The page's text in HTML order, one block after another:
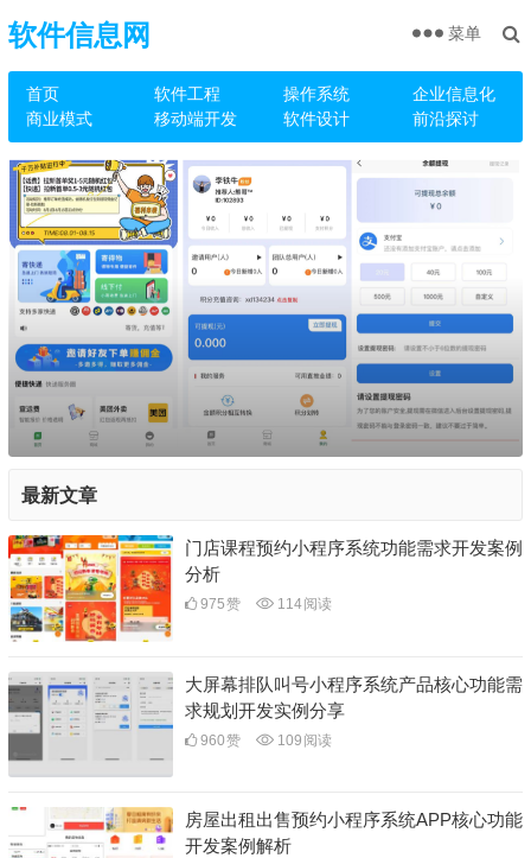
软件信息网
首页 软件工程 操作系统
企业信息化
商业模式
移动端开发 软件设计 前沿探讨
菜单
最新文章
门店课程预约小程序系统功能需求开发案例
分析
975赞 114阅读
大屏幕排队叫号小程序系统产品核心功能需
求规划开发实例分享
960赞 109 阅读
房屋出租出售预约小程序系统APP核心功能
开发案例解析